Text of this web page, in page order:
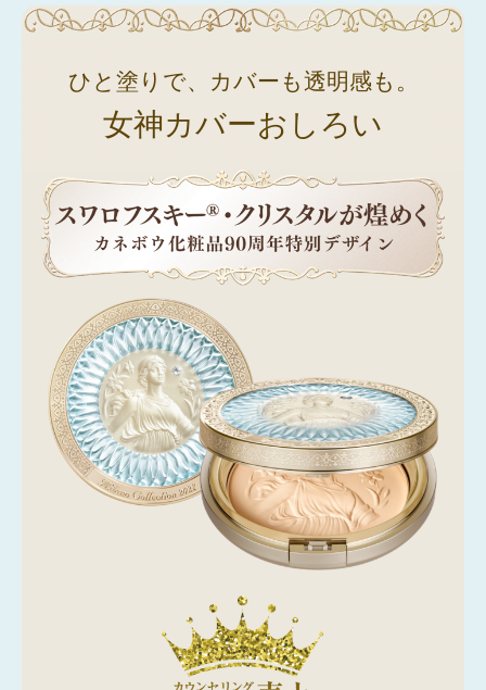
ひと塗りで、カバーも透明感も。
女神カバーおしろい